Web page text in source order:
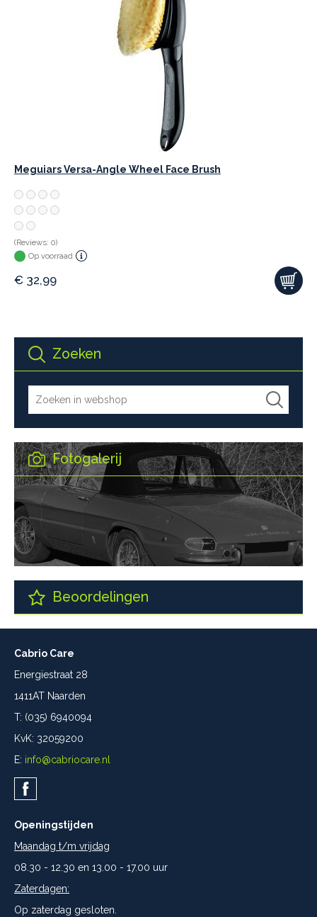
Zoeken
Fotogalerij
Beoordelingen
Meguiars Versa-Angle Wheel Face Brush
(Reviews: 0)
Op voorraad
€ 32,99
Cabrio Care
Energiestraat 28
1411AT Naarden
T: (035) 6940094
KvK: 32059200
E: info@cabriocare.nl
Openingstijden
Maandag t/m vrijdag
08.30 - 12.30 en 13.00 - 17.00 uur
Zaterdagen:
Op zaterdag gesloten.